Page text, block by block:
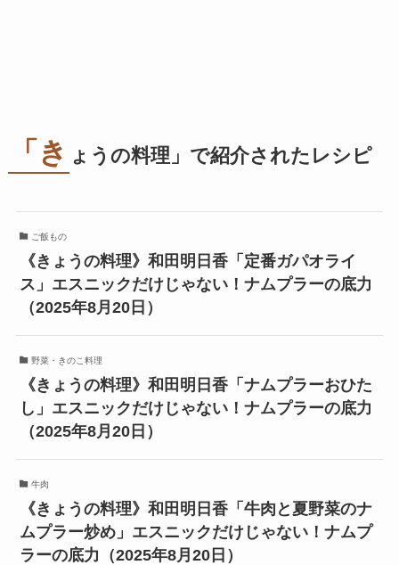
「き ょうの料理」で紹介されたレシピ
ご飯もの
《きょうの料理》和田明日香「定番ガパオライ
ス」エスニックだけじゃない！ナムプラーの底力
（2025年8月20日）
野菜・きのこ料理
《きょうの料理》和田明日香「ナムプラーおひた
し」エスニックだけじゃない！ナムプラーの底力
（2025年8月20日）
牛肉
《きょうの料理》和田明日香「牛肉と夏野菜のナ
ムプラー炒め」エスニックだけじゃない！ナムプ
ラーの底力（2025年8月20日）